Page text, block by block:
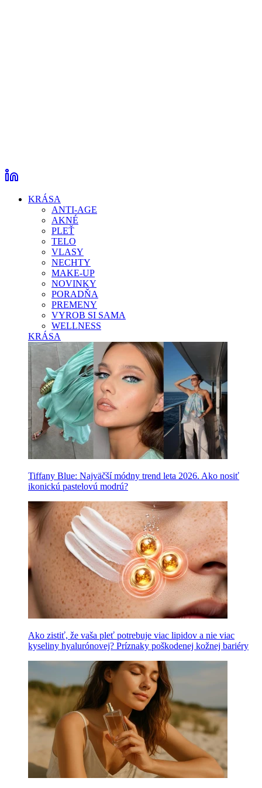
KRÁSA
ANTI-AGE
AKNÉ
PLEŤ
TELO
VLASY
NECHTY
MAKE-UP
NOVINKY
PORADŇA
PREMENY
VYROB SI SAMA
WELLNESS
KRÁSA
Tiffany Blue: Najväčší módny trend leta 2026. Ako nosiť
ikonickú pastelovú modrú?
Ako zistiť, že vaša pleť potrebuje viac lipidov a nie viac
kyseliny hyalurónovej? Príznaky poškodenej kožnej bariéry